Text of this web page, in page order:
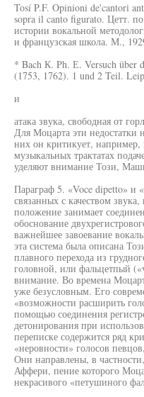
Tosí P.F. Opinioni de'cantori
sopra il canto figurato. Цетт.
истории вокальной
и французская школа. М.,
* Bach К. Ph. Е. Versuch über
(1753, 1762). 1 und 2 Teil.
и
атака звука, свободная от
Для Моцарта эти недостатки
них он критикует,
музыкальных трактатах
уделяют внимание Този,
Параграф 5. «Voce dipetto» и
связанных с качеством
положение занимает
обоснование
важнейшее завоевание
эта система была описана
плавного перехода из
головной, или фальцетпый
внимание. Во времена
уже безусловным. Его
«возможности расширить
помощью соединения
детонирования при
переписке содержится ряд
«неровности» голосов
Они направлены, в
Аффери, пение которого
некрасивого «петушиного